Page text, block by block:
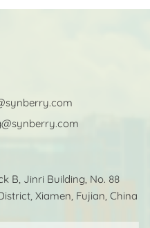
B, Jinri Building, No. 88
Xiamen, Fujian, China